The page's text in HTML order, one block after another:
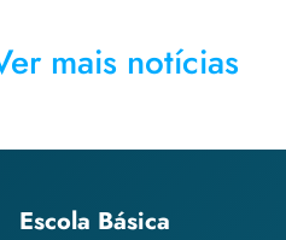
mais notícias
Escola Básica